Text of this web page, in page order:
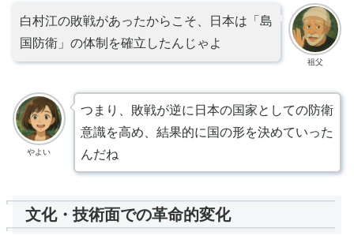
祖父
白村江の敗戦があったからこそ、日本は「島
国防衛」の体制を確立したんじゃよ
やよい
つまり、敗戦が逆に日本の国家としての防衛
意識を高め、結果的に国の形を決めていった
んだね
文化・技術面での革命的変化